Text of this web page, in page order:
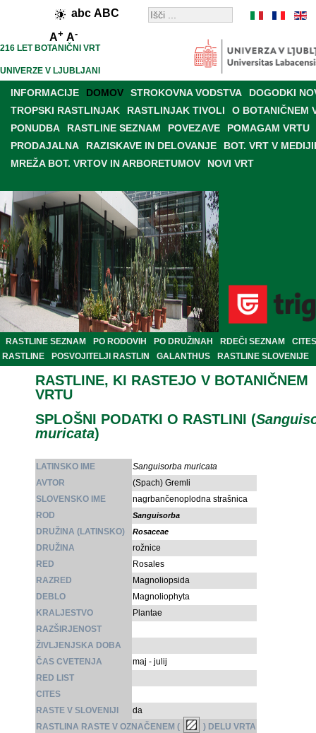
abc ABC
A+ A-
216 LET BOTANIČNI VRT
UNIVERZE V LJUBLJANI
INFORMACIJE DOMOV STROKOVNA VODSTVA
DOGODKI
TROPSKI RASTLINJAK
RASTLINJAK TIVOLI
O BOTANIČNEM
PONUDBA
RASTLINE SEZNAM POVEZAVE
POMAGAM VRTU
PRODAJALNA
RAZISKAVE IN DELOVANJE
BOT. VRT V
MREŽA BOT. VRTOV IN ARBORETUMOV
NOVI VRT
RASTLINE SEZNAM PO RODOVIH PO DRUŽINAH RDEČI SEZNAM
CITES
RASTLINE
POSVOJITELJI RASTLIN GALANTHUS RASTLINE SLOVENIJE
RASTLINE, KI RASTEJO V BOTANIČNEM
VRTU
SPLOŠNI PODATKI O RASTLINI (
muricata)
LATINSKO IME
Sanguisorba muricata
AVTOR
(Spach) Gremli
SLOVENSKO IME
nagrbančenoplodna strašnica
ROD
Sanguisorba
DRUŽINA (LATINSKO) Rosaceae
DRUŽINA
rožnice
RED
Rosales
RAZRED
Magnoliopsida
DEBLO
Magnoliophyta
KRALJESTVO
Plantae
RAZŠIRJENOST
ŽIVLJENJSKA DOBA
ČAS CVETENJA
maj - julij
RED LIST
CITES
RASTE V SLOVENIJI
da
RASTLINA RASTE V OZNAČENEM (
) DELU VRTA